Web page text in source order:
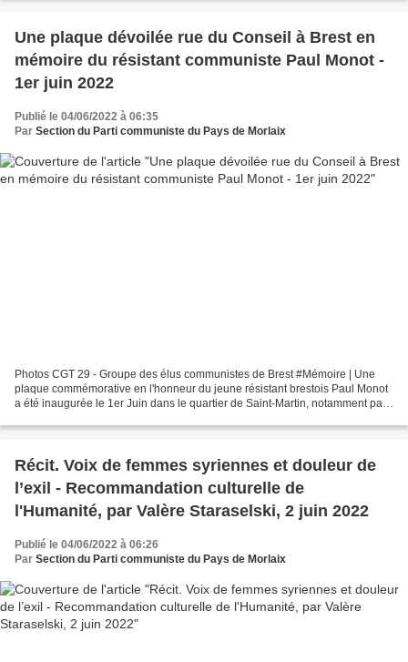
Une plaque dévoilée rue du Conseil à Brest en
mémoire du résistant communiste Paul Monot -
1er juin 2022
Publié le 04/06/2022 à 06:35
Par Section du Parti communiste du Pays de Morlaix
Photos CGT 29 - Groupe des élus communistes de Brest #Mémoire | Une
plaque commémorative en l'honneur du jeune résistant brestois Paul Monot
a été inaugurée le 1er Juin dans le quartier de Saint-Martin, notamment par
Récit. Voix de femmes syriennes et douleur de
l’exil - Recommandation culturelle de
l'Humanité, par Valère Staraselski, 2 juin 2022
Publié le 04/06/2022 à 06:26
Par Section du Parti communiste du Pays de Morlaix